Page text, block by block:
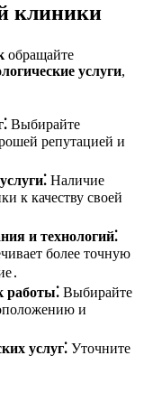
клиники
обращайте
услуги,
Выбирайте
репутацией и
Наличие
к качеству своей
и технологий⁚
более точную
работы⁚ Выбирайте
и
услуг⁚ Уточните